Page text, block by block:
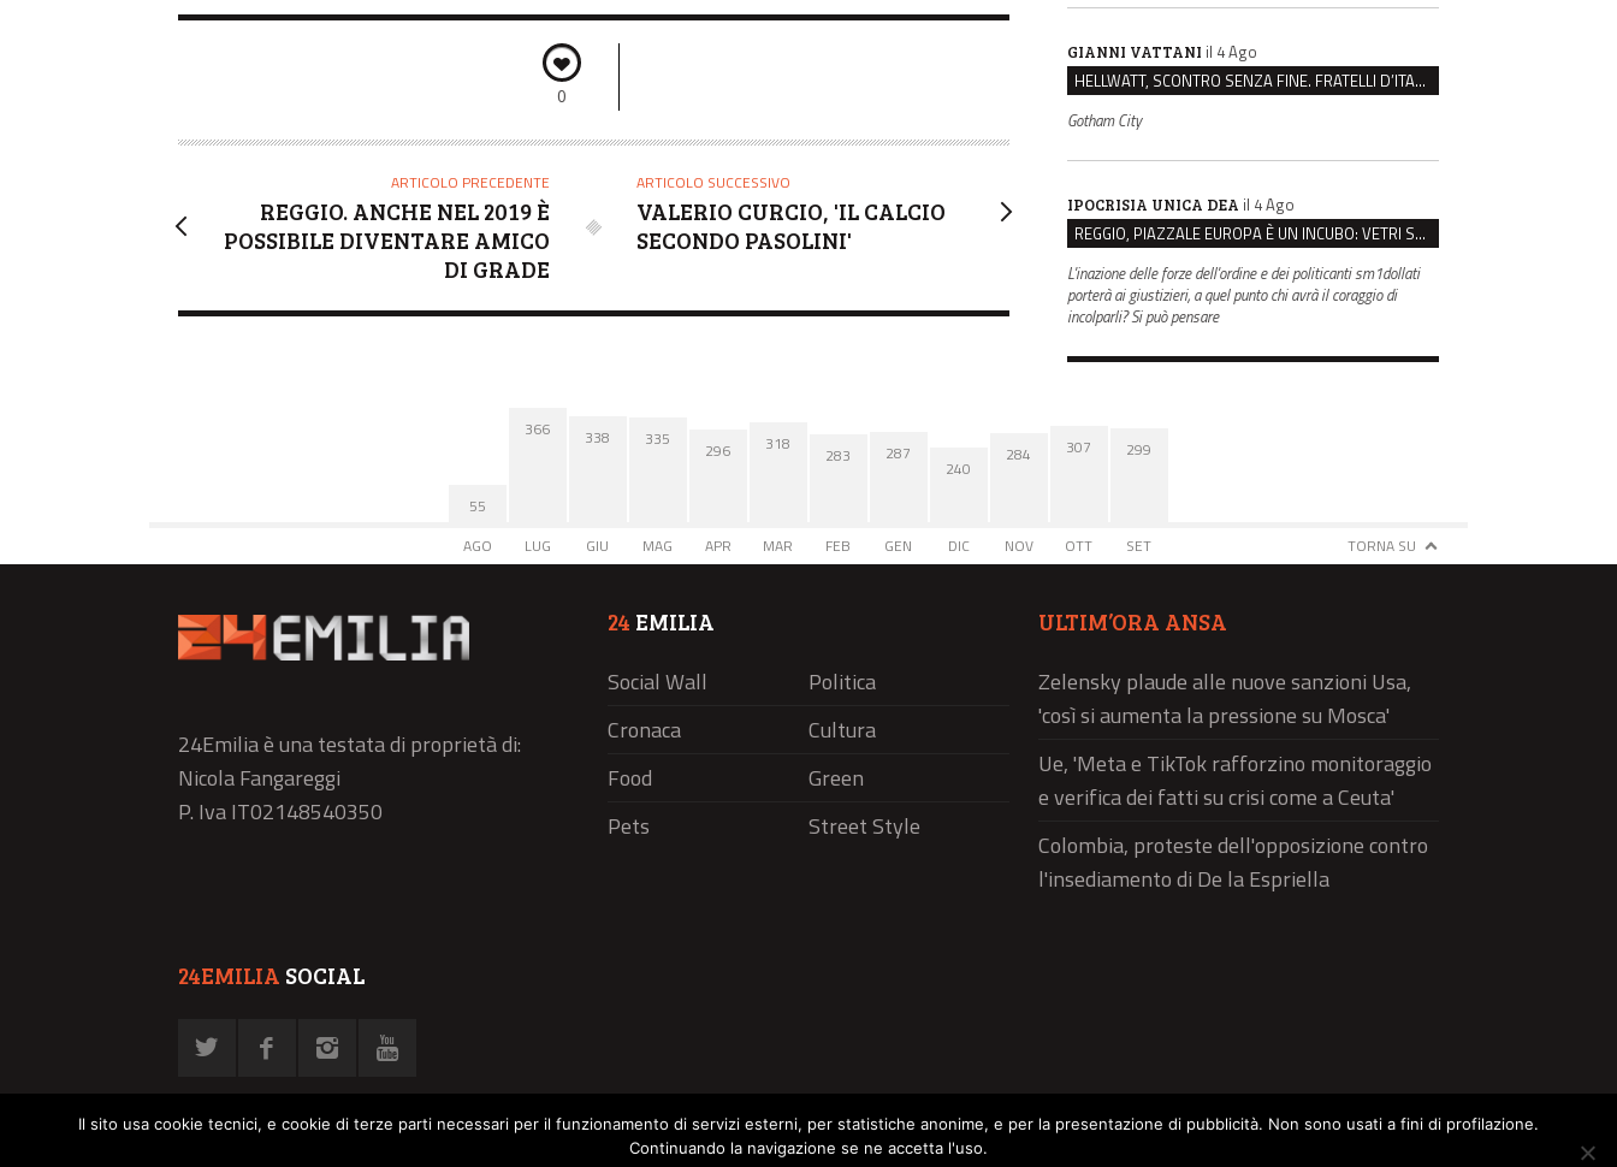
0
ARTICOLO PRECEDENTE
REGGIO. ANCHE NEL 2019 È
POSSIBILE DIVENTARE AMICO
DI GRADE
ARTICOLO SUCCESSIVO
VALERIO CURCIO, 'IL CALCIO
SECONDO PASOLINI'
GIANNI VATTANI il 4 Ago
HELLWATT, SCONTRO SENZA FINE. FRATELLI D’ITALIA: “MILANI PORTA DOCUMENTI, DE FRANCO INSULTI”
Gotham City
IPOCRISIA UNICA DEA il 4 Ago
REGGIO, PIAZZALE EUROPA È UN INCUBO: VETRI SPACCATI E FURTI SULLE AUTO IN SOSTA
L'inazione delle forze dell'ordine e dei politicanti sm1dollati
porterà ai giustizieri, a quel punto chi avrà il coraggio di
incolparli? Si può pensare
55
AGO
366
LUG
338
GIU
335
MAG
296
APR
318
MAR
283
FEB
287
GEN
240
DIC
284
NOV
307
OTT
299
SET TORNA SU
24Emilia è una testata di proprietà di:
Nicola Fangareggi
P. Iva IT02148540350
24 EMILIA
Social Wall
Politica
Cronaca
Cultura
Food
Green
Pets
Street Style
ULTIM’ORA ANSA
Zelensky plaude alle nuove sanzioni Usa,
'così si aumenta la pressione su Mosca'
Ue, 'Meta e TikTok rafforzino monitoraggio
e verifica dei fatti su crisi come a Ceuta'
Colombia, proteste dell'opposizione contro
l'insediamento di De la Espriella
24EMILIA SOCIAL
Il sito usa cookie tecnici, e cookie di terze parti necessari per il funzionamento di servizi esterni, per statistiche anonime, e per la presentazione di pubblicità. Non sono usati a fini di profilazione.
Continuando la navigazione se ne accetta l'uso.